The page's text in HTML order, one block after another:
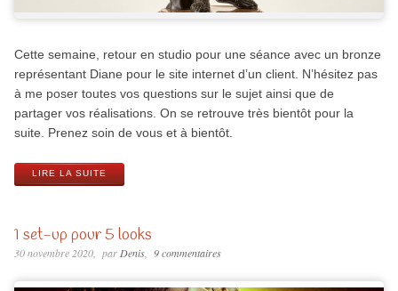
Cette semaine, retour en studio pour une séance avec un bronze
représentant Diane pour le site internet d’un client. N’hésitez pas
à me poser toutes vos questions sur le sujet ainsi que de
partager vos réalisations. On se retrouve très bientôt pour la
suite. Prenez soin de vous et à bientôt.
LIRE LA SUITE
1 set-up pour 5 looks
30 novembre 2020 parDenis 9 commentaires